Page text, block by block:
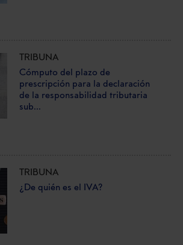
TRIBUNA
Cómputo del plazo de
prescripción para la declaración
de la responsabilidad tributaria
sub...
TRIBUNA
¿De quién es el IVA?